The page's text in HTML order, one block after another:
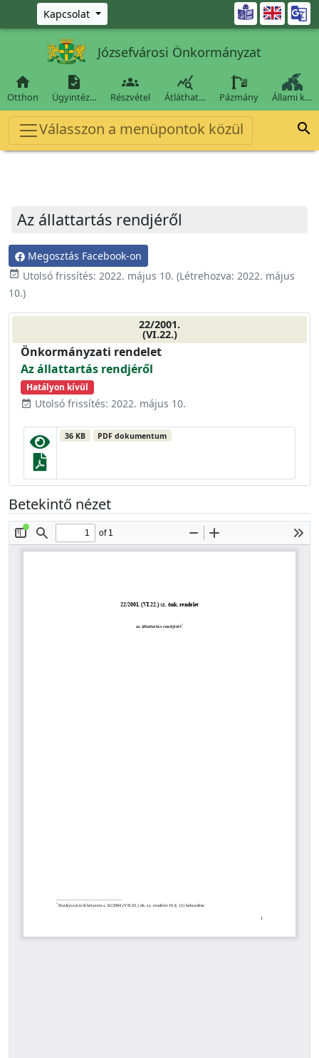
Ugrás a fő tartalomra
Kapcsolat 
Józsefvárosi Önkormányzat

Otthon

Ügyintéz…

Részvétel

Átláthat… Pázmány Állami k…
Válasszon a menüpontok közül 
Az állattartás rendjéről
Megosztás Facebook-on
event_available Utolsó frissítés: 2022. május 10. (Létrehozva: 2022. május
10.)
22/2001.
(VI.22.)
Önkormányzati rendelet
Az állattartás rendjéről
Hatályon kívül
event_available Utolsó frissítés: 2022. május 10.
36 KB PDF dokumentum
Betekintő nézet